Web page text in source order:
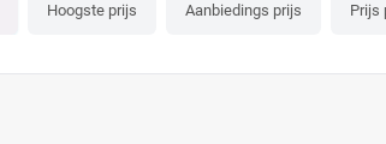
Hoogste prijs Aanbiedings prijs Prijs